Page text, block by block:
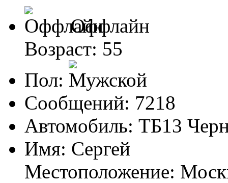
Оффлайн
Возраст: 55
Пол:
Сообщений: 7218
Автомобиль: ТБ13
Имя: Сергей
Местоположение: